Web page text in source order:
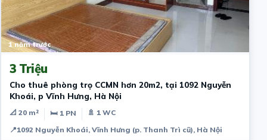
1 năm trước
3 Triệu
Cho thuê phòng trọ CCMN hơn 20m2, tại 1092 Nguyễn
Khoái, p Vĩnh Hưng, Hà Nội
📐 20 m² 🛏 1 PN
🚿 1 WC
📍1092 Nguyễn Khoái, Vĩnh Hưng (p. Thanh Trì cũ), Hà Nội